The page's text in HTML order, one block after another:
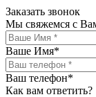
Заказать звонок
Мы свяжемся с
Ваше Имя*
Ваш телефон*
Как вам ответить?